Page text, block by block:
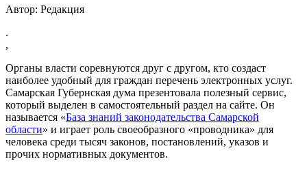
Автор: Редакция
.
,
Органы власти соревнуются друг с другом, кто создаст
наиболее удобный для граждан перечень электронных услуг.
Самарская Губернская дума презентовала полезный сервис,
который выделен в самостоятельный раздел на сайте. Он
называется «База знаний законодательства Самарской
области» и играет роль своеобразного «проводника» для
человека среди тысяч законов, постановлений, указов и
прочих нормативных документов.